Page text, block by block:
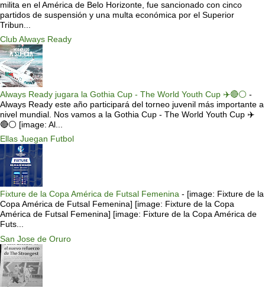
milita en el América de Belo Horizonte, fue sancionado con cinco
partidos de suspensión y una multa económica por el Superior
Tribun...
Club Always Ready
Always Ready jugara la Gothia Cup - The World Youth Cup ✈️🔴⚪️ -
Always Ready este año participará del torneo juvenil más importante a
nivel mundial. Nos vamos a la Gothia Cup - The World Youth Cup ✈️
🔴⚪️ [image: Al...
Ellas Juegan Futbol
Fixture de la Copa América de Futsal Femenina - [image: Fixture de la
Copa América de Futsal Femenina] [image: Fixture de la Copa
América de Futsal Femenina] [image: Fixture de la Copa América de
Futs...
San Jose de Oruro